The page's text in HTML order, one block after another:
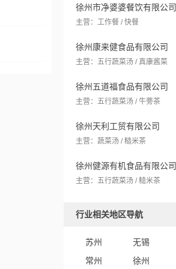
徐州市净婆婆餐饮有限公司
主营：工作餐 / 快餐
徐州康来健食品有限公司
主营：五行蔬菜汤 / 真康酱菜
徐州五道福食品有限公司
主营：五行蔬菜汤 / 牛蒡茶
徐州天利工贸有限公司
主营：蔬菜汤 / 糙米茶
徐州健源有机食品有限公司
主营：五行蔬菜汤 / 糙米茶
行业相关地区导航
苏州 无锡
常州
徐州